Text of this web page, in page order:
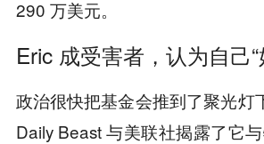
290 万美元。
Eric 成受害者，认为自己
政治很快把基金会推到了聚光灯
Daily Beast 与美联社揭露了它